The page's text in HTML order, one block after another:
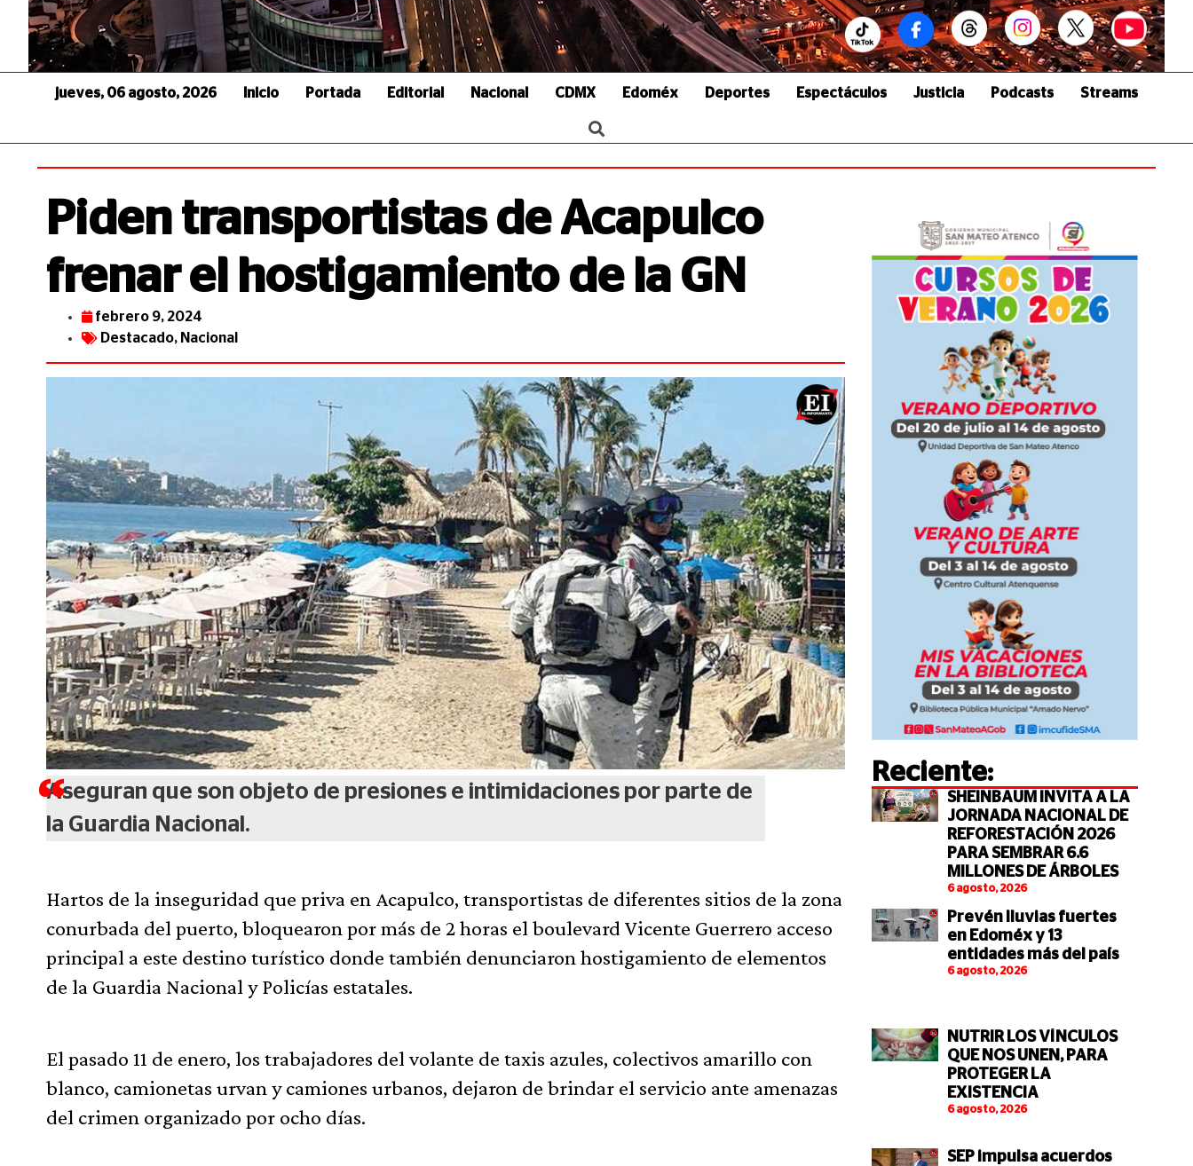
jueves, 06 agosto, 2026 Inicio Portada Editorial Nacional CDMX Edoméx Deportes Espectáculos Justicia Podcasts Streams
Piden transportistas de Acapulco
frenar el hostigamiento de la GN
febrero 9, 2024
Destacado, Nacional
Aseguran que son objeto de presiones e intimidaciones por parte de
la Guardia Nacional.
Hartos de la inseguridad que priva en Acapulco, transportistas de diferentes sitios de la zona
conurbada del puerto, bloquearon por más de 2 horas el boulevard Vicente Guerrero acceso
principal a este destino turístico donde también denunciaron hostigamiento de elementos
de la Guardia Nacional y Policías estatales.
El pasado 11 de enero, los trabajadores del volante de taxis azules, colectivos amarillo con
blanco, camionetas urvan y camiones urbanos, dejaron de brindar el servicio ante amenazas
del crimen organizado por ocho días.
Reciente:
SHEINBAUM INVITA A LA
JORNADA NACIONAL DE
REFORESTACIÓN 2026
PARA SEMBRAR 6.6
MILLONES DE ÁRBOLES
6 agosto, 2026
Prevén lluvias fuertes
en Edoméx y 13
entidades más del país
6 agosto, 2026
NUTRIR LOS VÍNCULOS
QUE NOS UNEN, PARA
PROTEGER LA
EXISTENCIA
6 agosto, 2026
SEP impulsa acuerdos